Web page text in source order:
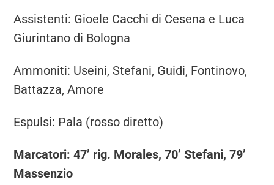
Assistenti: Gioele Cacchi di Cesena e Luca
Giurintano di Bologna
Ammoniti: Useini, Stefani, Guidi, Fontinovo,
Battazza, Amore
Espulsi: Pala (rosso diretto)
Marcatori: 47’ rig. Morales, 70’ Stefani, 79’
Massenzio